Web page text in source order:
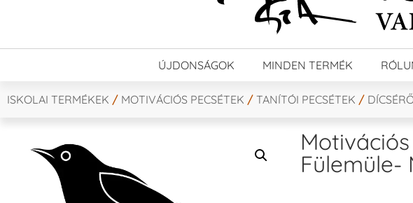
ÚJDONSÁGOK MINDEN TERMÉK
ISKOLAI TERMÉKEK / MOTIVÁCIÓS PECSÉTEK / TANÍTÓI PECSÉTEK /
Fülemüle-